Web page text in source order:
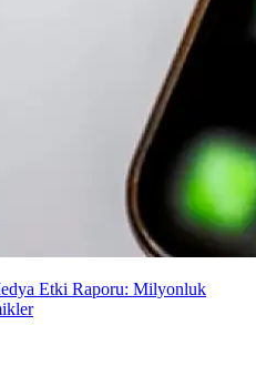
Etki Raporu: Milyonluk